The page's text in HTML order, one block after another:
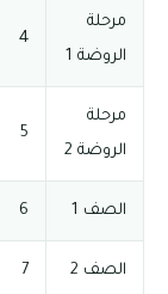
مرحلة
الروضة 1
4
مرحلة
الروضة 2
5
الصف 1 6
الصف 2 7